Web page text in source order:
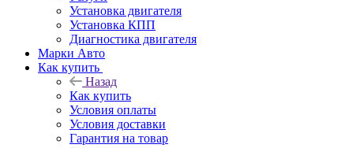
Установка двигателя
Установка КПП
Диагностика двигателя
Марки Авто
Как купить
Назад
Как купить
Условия оплаты
Условия доставки
Гарантия на товар